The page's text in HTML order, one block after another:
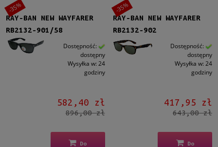
RAY-BAN NEW WAYFARER
RB2132-901/58
Dostępność:
dostępny
Wysyłka w: 24
godziny
582,40 zł
896,00 zł
Do
-35%
RAY-BAN NEW WAYFARER
RB2132-902
Dostępność:
dostępny
Wysyłka w: 24
godziny
417,95 zł
643,00 zł
Do
-35%